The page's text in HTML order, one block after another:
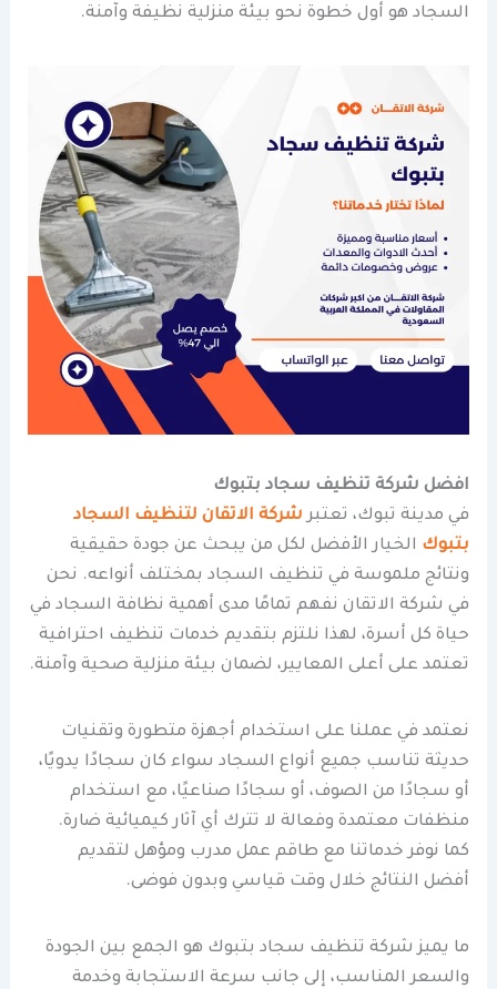
السجاد هو أول خطوة نحو بيئة منزلية نظيفة وآمنة.
افضل شركة تنظيف سجاد بتبوك
في مدينة تبوك، تعتبر شركة الاتقان لتنظيف السجاد
بتبوك الخيار الأفضل لكل من يبحث عن جودة حقيقية
ونتائج ملموسة في تنظيف السجاد بمختلف أنواعه. نحن
في شركة الاتقان نفهم تمامًا مدى أهمية نظافة السجاد في
حياة كل أسرة، لهذا نلتزم بتقديم خدمات تنظيف احترافية
تعتمد على أعلى المعايير، لضمان بيئة منزلية صحية وآمنة.
نعتمد في عملنا على استخدام أجهزة متطورة وتقنيات
حديثة تناسب جميع أنواع السجاد سواء كان سجادًا يدويًا،
أو سجادًا من الصوف، أو سجادًا صناعيًا، مع استخدام
منظفات معتمدة وفعالة لا تترك أي آثار كيميائية ضارة.
كما نوفر خدماتنا مع طاقم عمل مدرب ومؤهل لتقديم
أفضل النتائج خلال وقت قياسي وبدون فوضى.
ما يميز شركة تنظيف سجاد بتبوك هو الجمع بين الجودة
والسعر المناسب، إلى جانب سرعة الاستجابة وخدمة